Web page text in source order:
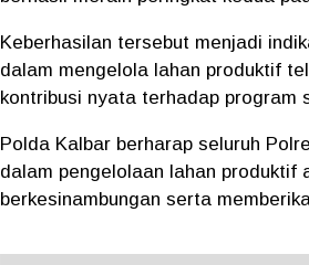
Keberhasilan tersebut menjadi
dalam mengelola lahan produktif
kontribusi nyata terhadap program
Polda Kalbar berharap seluruh
dalam pengelolaan lahan produktif
berkesinambungan serta